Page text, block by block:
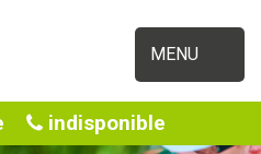
MENU
indisponible